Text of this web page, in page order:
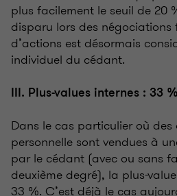
plus facilement le seuil de 20
disparu lors des négociations
d’actions est désormais
individuel du cédant.
III. Plus-values internes : 33 %
Dans le cas particulier où des
personnelle sont vendues à
par le cédant (avec ou sans
deuxième degré), la plus-
33 %. C’est déjà le cas